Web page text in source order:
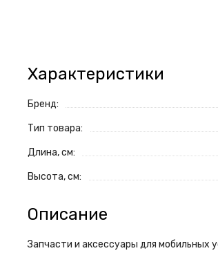
Характеристики
Бренд:
Тип товара:
Длина, см:
Высота, см:
Описание
Запчасти и аксессуары для мобильных